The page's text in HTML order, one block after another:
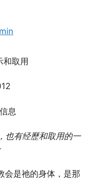
和取用
息
也有经歷和取用的一
是祂的身体，是那